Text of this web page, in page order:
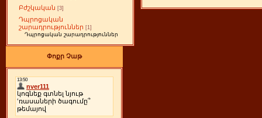
Բժշկական [3]
Դպրոցական
շարադրություններ [1]
Դպրոցական շարադրություններ
Փոքր Չաթ